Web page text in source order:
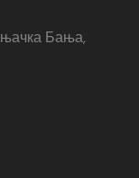
Бања,